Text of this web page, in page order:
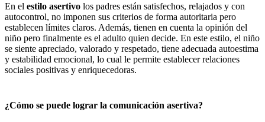
En el estilo asertivo los padres están satisfechos, relajados y con
autocontrol, no imponen sus criterios de forma autoritaria pero
establecen límites claros. Además, tienen en cuenta la opinión del
niño pero finalmente es el adulto quien decide. En este estilo, el niño
se siente apreciado, valorado y respetado, tiene adecuada autoestima
y estabilidad emocional, lo cual le permite establecer relaciones
sociales positivas y enriquecedoras.
¿Cómo se puede lograr la comunicación asertiva?